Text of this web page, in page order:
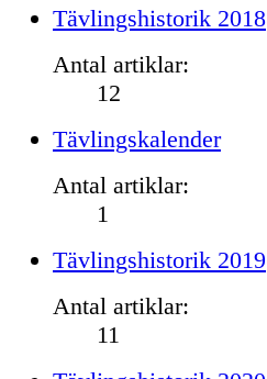
Tävlingshistorik 2018
Antal artiklar:
12
Tävlingskalender
Antal artiklar:
1
Tävlingshistorik 2019
Antal artiklar:
11